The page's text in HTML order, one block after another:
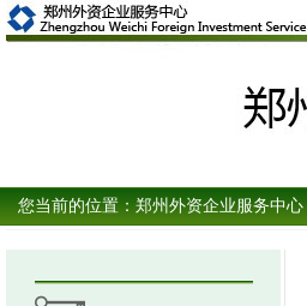
您当前的位置： 郑州外资企业服务中心